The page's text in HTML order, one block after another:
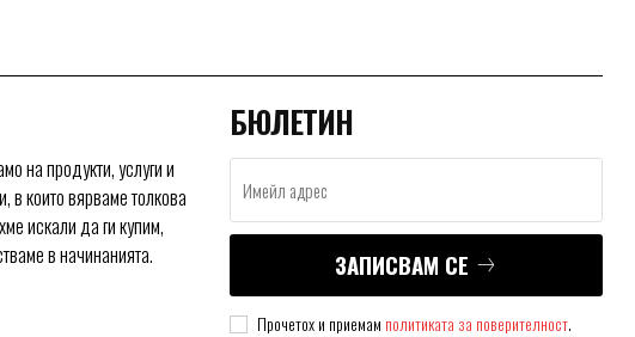
на продукти, услуги и
които вярваме толкова
искали да ги купим,
в начинанията.
БЮЛЕТИН
ЗАПИСВАМ СЕ
Прочетох и приемам политиката за поверителност.